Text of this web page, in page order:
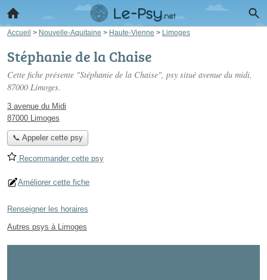
Accueil > Nouvelle-Aquitaine > Haute-Vienne > Limoges
Stéphanie de la Chaise
Cette fiche présente "Stéphanie de la Chaise", psy situé avenue du midi,
87000 Limoges.
3 avenue du Midi
87000 Limoges
📞 Appeler cette psy
Recommander cette psy
Améliorer cette fiche
Renseigner les horaires
Autres psys à Limoges